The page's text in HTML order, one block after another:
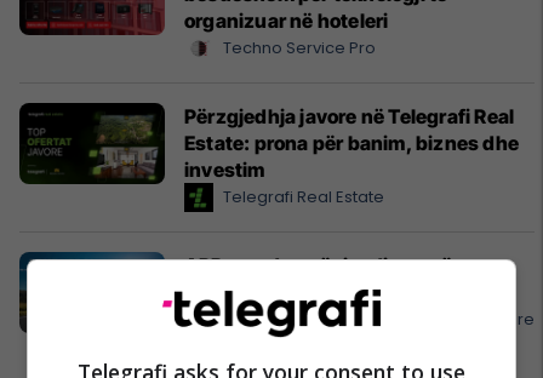
organizuar në hoteleri
Techno Service Pro
Përzgjedhja javore në Telegrafi Real
Estate: prona për banim, biznes dhe
investim
Telegrafi Real Estate
APR mendon për ju, diasporë –
mirësevini në shtëpi!
APR - Asistencë E Përgjithshme Rrugore
Telegrafi asks for your consent to use